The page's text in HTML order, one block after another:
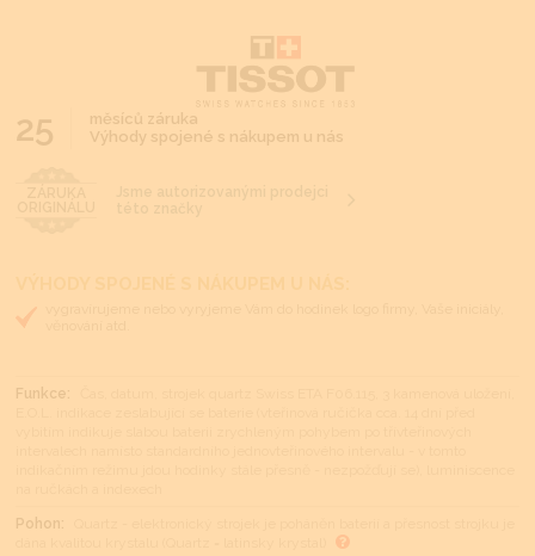
25
měsíců záruka
Výhody spojené s nákupem u nás
Funkce:
Pohon: